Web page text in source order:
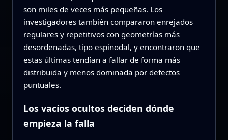
son miles de veces más pequeñas. Los
investigadores también compararon enrejados
regulares y repetitivos con geometrías más
desordenadas, tipo espinodal, y encontraron que
estas últimas tendían a fallar de forma más
distribuida y menos dominada por defectos
puntuales.
Los vacíos ocultos deciden dónde
empieza la falla